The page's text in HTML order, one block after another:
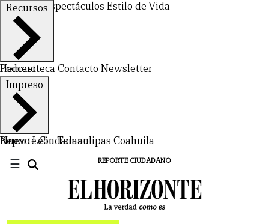
DeportesEspectáculos Estilo de Vida
Recursos
Hemeroteca Contacto Newsletter
Podcast
Impreso
Nuevo LeónTamaulipas Coahuila
Reporte Ciudadano
☰ REPORTE CIUDADANO